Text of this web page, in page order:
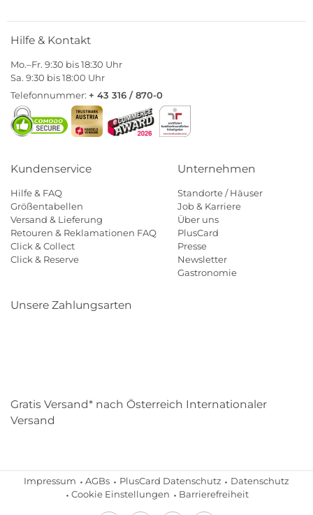
Hilfe & Kontakt
Mo.–Fr. 9:30 bis 18:30 Uhr
Sa. 9:30 bis 18:00 Uhr
Telefonnummer: + 43 316 / 870-0
Kundenservice
Hilfe & FAQ
Größentabellen
Versand & Lieferung
Retouren & Reklamationen FAQ
Click & Collect
Click & Reserve
Unternehmen
Standorte / Häuser
Job & Karriere
Über uns
PlusCard
Presse
Newsletter
Gastronomie
Unsere Zahlungsarten
Gratis Versand* nach Österreich Internationaler
Versand
Impressum AGBs PlusCard Datenschutz
Datenschutz
Cookie Einstellungen
Barrierefreiheit